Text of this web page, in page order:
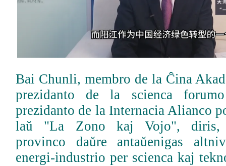
Bai Chunli, membro de la Ĉina
prezidanto de la scienca
prezidanto de la Internacia Alianco
laŭ "La Zono kaj Vojo", diris,
provinco daŭre antaŭenigas
energi-industrio per scienca kaj